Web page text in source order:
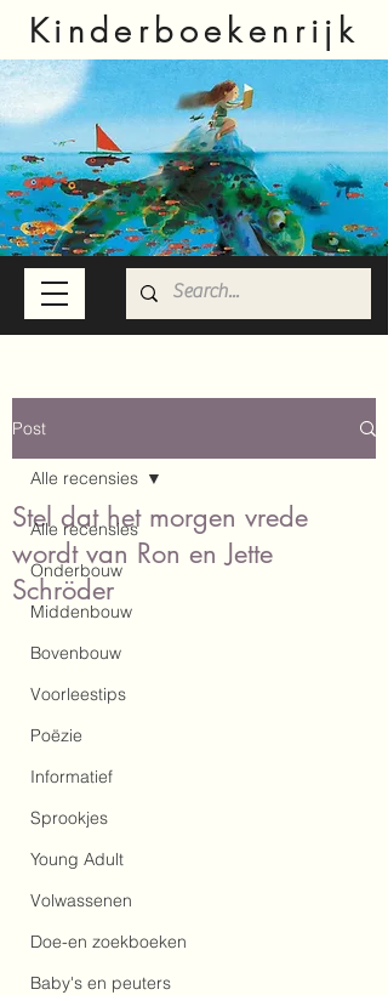
Kinderboekenrijk
Post
Alle recensies
Onderbouw
Middenbouw
Bovenbouw
Voorleestips
Poëzie
Informatief
Sprookjes
Young Adult
Volwassenen
Doe-en zoekboeken
Baby's en peuters
Alle recensies
Stel dat het morgen vrede
wordt van Ron en Jette
Schröder